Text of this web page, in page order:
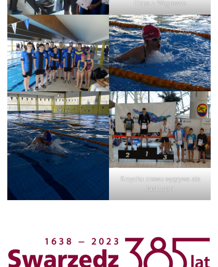
Ekipa z Wągrowca
Krzychu znowu wygrywa ale
Jasiu goni